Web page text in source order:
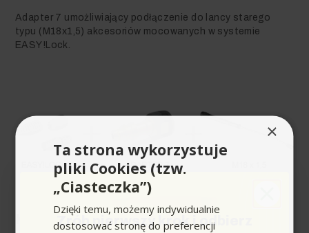
Adapter 7 umożliwiający podłączenie do lancy starego
typu (M18x1,5) akcesoriów mocowanych w systemie
EASY!Lock.
Kompatybilne urządzenia
×
Ta strona wykorzystuje
pliki Cookies (tzw.
„Ciasteczka”)
Dzięki temu, możemy indywidualnie
dostosować stronę do preferencji
Zrób pierwszy krok i odbierz